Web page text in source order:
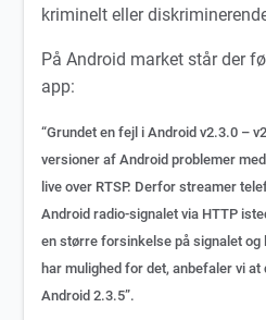
kriminelt eller
På Android market står der
app:
“Grundet en fejl i Android v2.3.0 –
versioner af Android problemer
live over RTSP. Derfor streamer
Android radio-signalet via HTTP
en større forsinkelse på signalet
har mulighed for det, anbefaler vi
Android 2.3.5”.